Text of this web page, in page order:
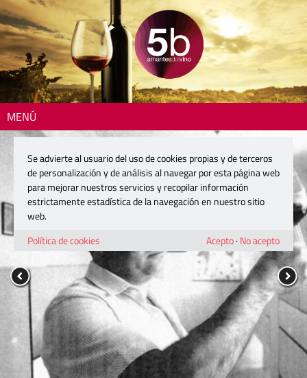
MENÚ
Se advierte al usuario del uso de cookies propias y de terceros
de personalización y de análisis al navegar por esta página web
para mejorar nuestros servicios y recopilar información
estrictamente estadística de la navegación en nuestro sitio
web.
Política de cookies
Acepto· No acepto